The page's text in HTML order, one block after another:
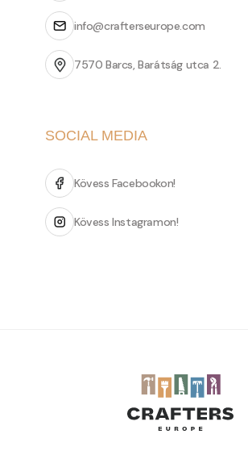
info@crafterseurope.com
7570 Barcs, Barátság utca 2.
SOCIAL MEDIA
Kövess Facebookon!
Kövess Instagramon!